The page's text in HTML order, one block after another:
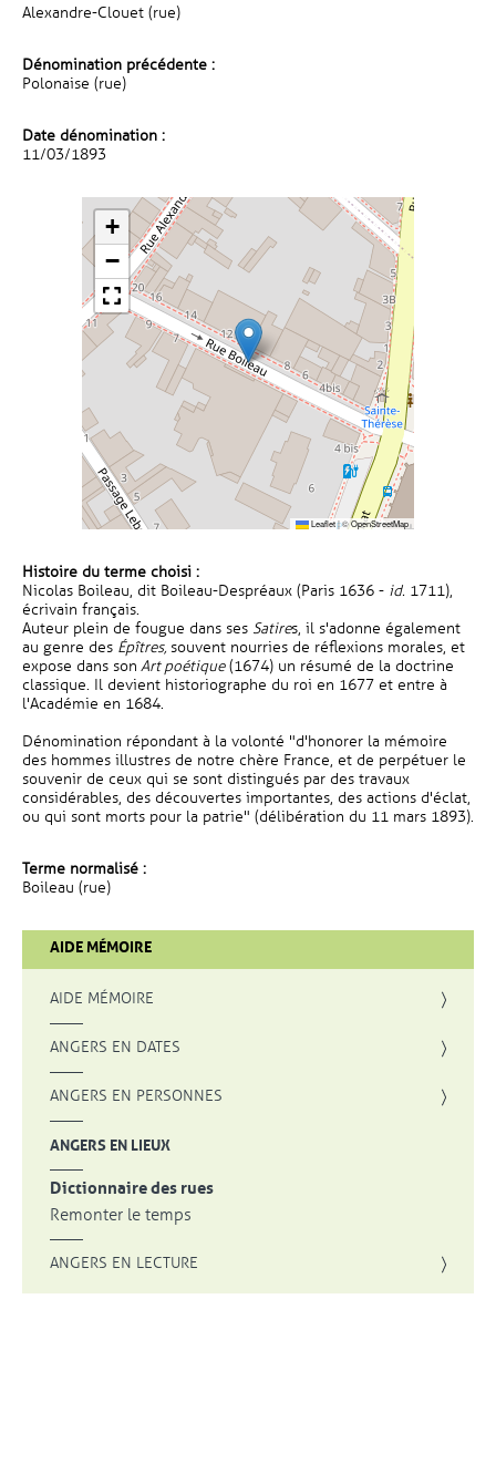
Alexandre-Clouet (rue)
Dénomination précédente :
Polonaise (rue)
Date dénomination :
11/03/1893
+
−
Leaflet|©OpenStreetMap
Histoire du terme choisi :
Nicolas Boileau, dit Boileau-Despréaux (Paris 1636 - id. 1711),
écrivain français.
Auteur plein de fougue dans ses Satires, il s'adonne également
au genre des Épîtres, souvent nourries de réflexions morales, et
expose dans son Art poétique(1674) un résumé de la doctrine
classique. Il devient historiographe du roi en 1677 et entre à
l'Académie en 1684.
Dénomination répondant à la volonté "d'honorer la mémoire
des hommes illustres de notre chère France, et de perpétuer le
souvenir de ceux qui se sont distingués par des travaux
considérables, des découvertes importantes, des actions d'éclat,
ou qui sont morts pour la patrie" (délibération du 11 mars 1893).
Terme normalisé :
Boileau (rue)
AIDE MÉMOIRE
AIDE MÉMOIRE
ANGERS EN DATES
ANGERS EN PERSONNES
ANGERS EN LIEUX
Dictionnaire des rues
Remonter le temps
ANGERS EN LECTURE